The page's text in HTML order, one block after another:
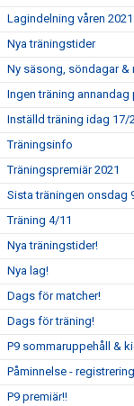
Lagindelning våren 2021
Nya träningstider
Ny säsong, söndagar &
Ingen träning annandag
Inställd träning idag 17/
Träningsinfo
Träningspremiär 2021
Sista träningen onsdag
Träning 4/11
Nya träningstider!
Nya lag!
Dags för matcher!
Dags för träning!
P9 sommaruppehåll &
Påminnelse -
P9 premiär!!